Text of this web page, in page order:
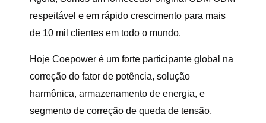
respeitável e em rápido crescimento para mais
de 10 mil clientes em todo o mundo.
Hoje Coepower é um forte participante global na
correção do fator de potência, solução
harmônica, armazenamento de energia, e
segmento de correção de queda de tensão,